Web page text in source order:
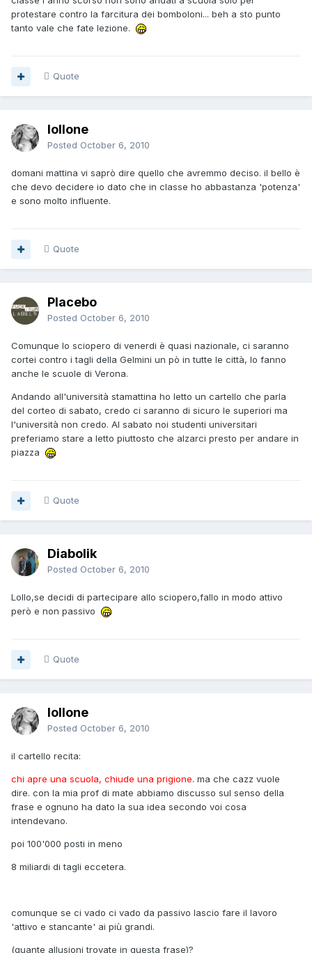
protestare contro la farcitura dei bomboloni... beh a sto punto
tanto vale che fate lezione.
Quote
lollone
Posted October 6, 2010
domani mattina vi saprò dire quello che avremmo deciso. il bello è
che devo decidere io dato che in classe ho abbastanza 'potenza'
e sono molto influente.
Quote
Placebo
Posted October 6, 2010
Comunque lo sciopero di venerdi è quasi nazionale, ci saranno
cortei contro i tagli della Gelmini un pò in tutte le città, lo fanno
anche le scuole di Verona.
Andando all'università stamattina ho letto un cartello che parla
del corteo di sabato, credo ci saranno di sicuro le superiori ma
l'università non credo. Al sabato noi studenti universitari
preferiamo stare a letto piuttosto che alzarci presto per andare in
piazza
Quote
Diabolik
Posted October 6, 2010
Lollo,se decidi di partecipare allo sciopero,fallo in modo attivo
però e non passivo
Quote
lollone
Posted October 6, 2010
il cartello recita:
chi apre una scuola, chiude una prigione. ma che cazz vuole
dire. con la mia prof di mate abbiamo discusso sul senso della
frase e ognuno ha dato la sua idea secondo voi cosa
intendevano.
poi 100'000 posti in meno
8 miliardi di tagli eccetera.
comunque se ci vado ci vado da passivo lascio fare il lavoro
'attivo e stancante' ai più grandi.
(quante allusioni trovate in questa frase)?